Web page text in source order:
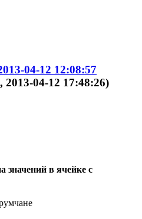
04-12 12:08:57
04-12 17:48:26)
в ячейке с